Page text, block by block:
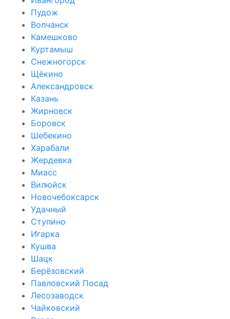
Пудож
Волчанск
Камешково
Куртамыш
Снежногорск
Щёкино
Александровск
Казань
Жирновск
Боровск
Шебекино
Харабали
Жердевка
Миасс
Вилюйск
Новочебоксарск
Удачный
Ступино
Игарка
Кушва
Шацк
Берёзовский
Павловский Посад
Лесозаводск
Чайковский